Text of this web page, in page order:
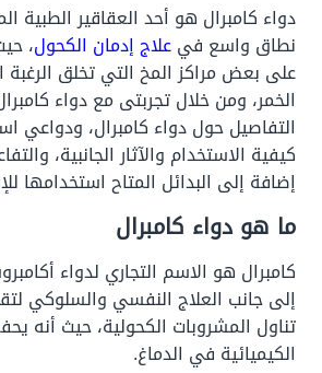
دواء كامبرال هو أحد العقاقير الطبية
نطاق واسع فيعلاج إدمان الكحول،
على بعض مراكز المخ التي تخلق
الخمر، ومن خلال تجربتى مع دواء
التفاصيل حول دواء كامبرال، ودواعي
كيفية الاستخدام والآثار الجانبية،
إضافة إلى البدائل المتاح استخدامها
ما هو دواء كامبرال
كامبرال هو الاسم التجاري لدواء
إلى جانب العلاج النفسي والسلوكي
تناول المشروبات الكحولية، حيث أنه
الكيميائية في الدماغ.